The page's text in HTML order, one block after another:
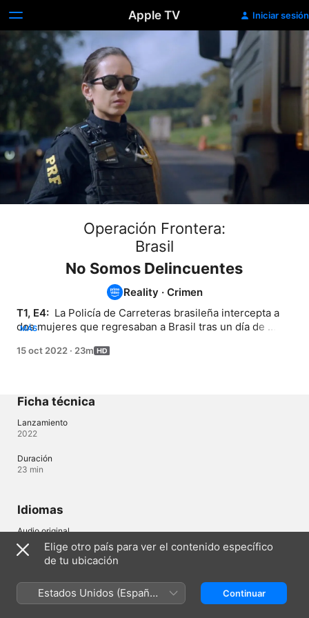
Apple TV Iniciar sesión
Operación Frontera:
Brasil
No Somos Delincuentes
Reality · Crimen
T1, E4: La Policía de Carreteras brasileña intercepta a
dos mujeres que regresaban a Brasil tras un día de
MÁS
15 oct 2022 · 23m
Ficha técnica
Lanzamiento
2022
Duración
23 min
Idiomas
Audio original
Portugués (Brasil)
Elige otro país para ver el contenido específico
de tu ubicación
Estados Unidos (Español
México)
Continuar